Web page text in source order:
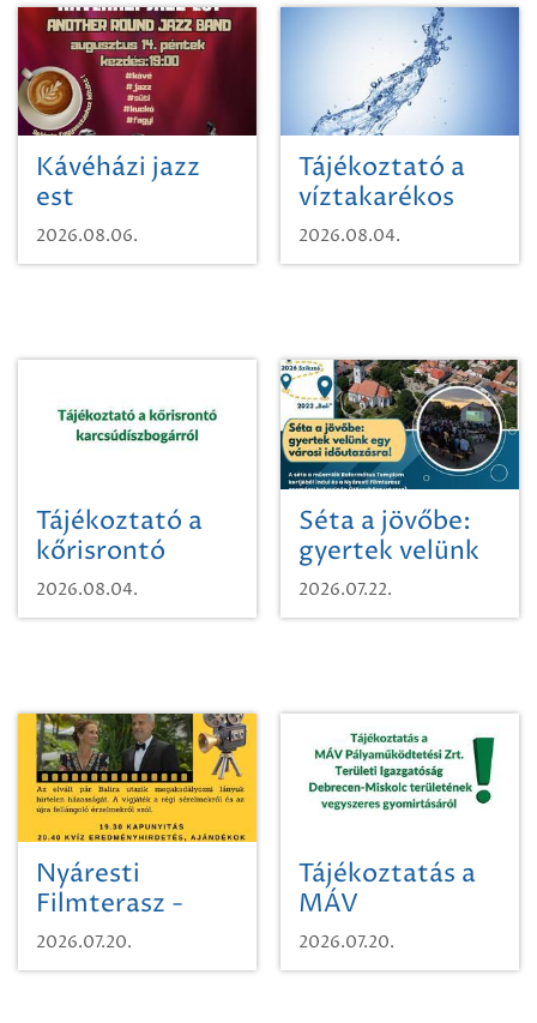
Kávéházi jazz
est
2026.08.06.
Tájékoztató a
víztakarékos
vízhasználatról
2026.08.04.
Tájékoztató a
kőrisrontó
karcsúdíszbogárról
2026.08.04.
Séta a jövőbe:
gyertek velünk
egy városi
időutazásra!
2026.07.22.
Nyáresti
Filmterasz -
Beugró a
Paradicsomba
2026.07.20.
Tájékoztatás a
MÁV
Pályaműködtetési
Zrt. Területi
2026.07.20.